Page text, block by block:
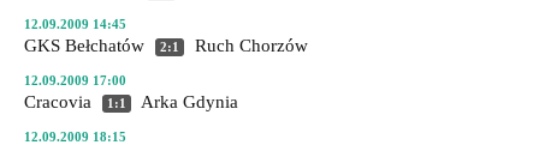
12.09.2009 14:45
GKS Bełchatów 2:1 Ruch Chorzów
12.09.2009 17:00
Cracovia 1:1 Arka Gdynia
12.09.2009 18:15